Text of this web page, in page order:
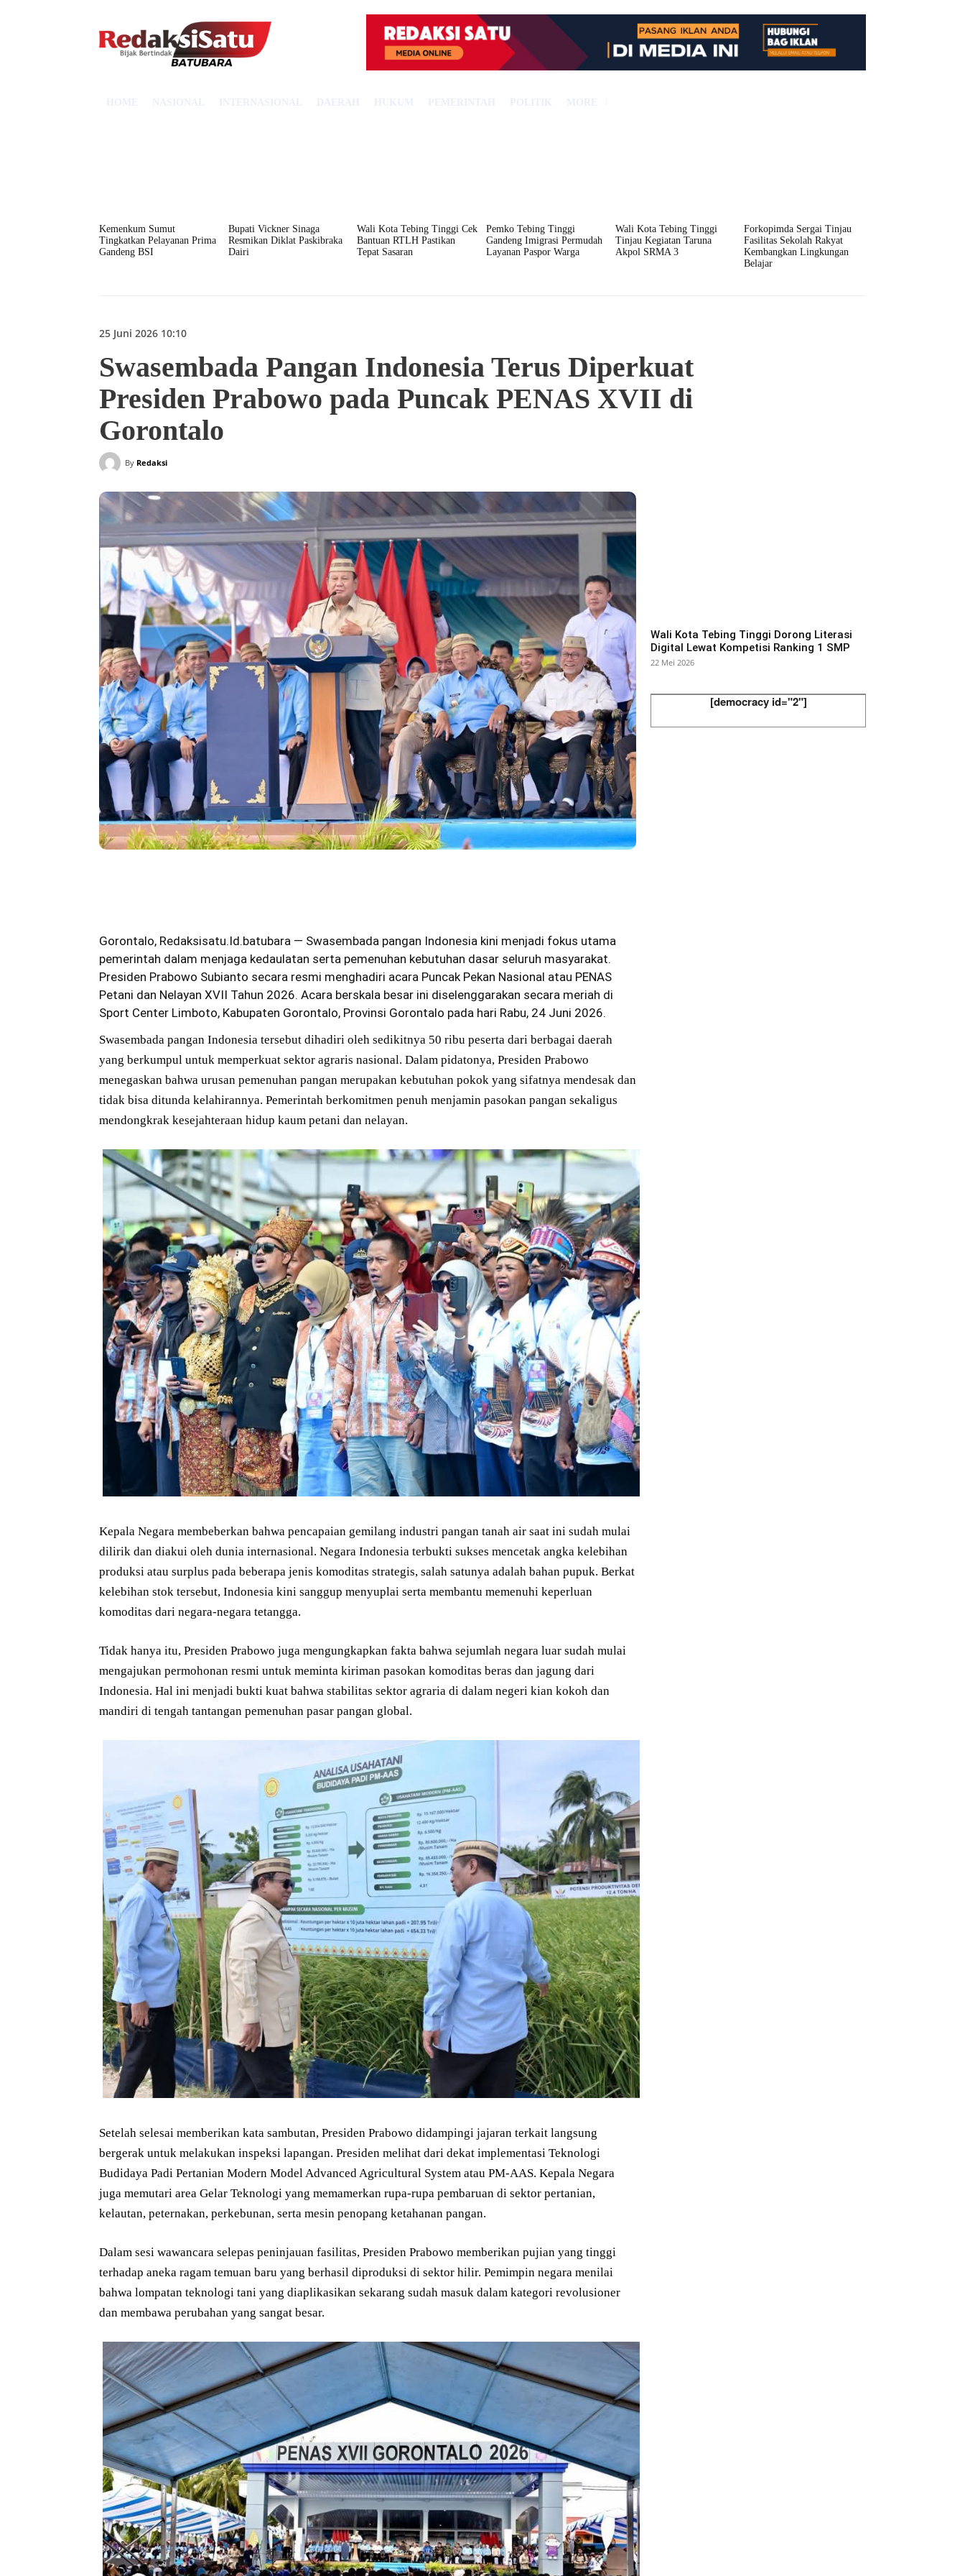
Kemenkum Sumut
Tingkatkan Pelayanan Prima
Gandeng BSI
Bupati Vickner Sinaga
Resmikan Diklat Paskibraka
Dairi
Wali Kota Tebing Tinggi Cek
Bantuan RTLH Pastikan
Tepat Sasaran
Pemko Tebing Tinggi
Gandeng Imigrasi Permudah
Layanan Paspor Warga
Wali Kota Tebing Tinggi
Tinjau Kegiatan Taruna
Akpol SRMA 3
Forkopimda Sergai Tinjau
Fasilitas Sekolah Rakyat
Kembangkan Lingkungan
Belajar
25 Juni 2026 10:10
Swasembada Pangan Indonesia Terus Diperkuat
Presiden Prabowo pada Puncak PENAS XVII di
Gorontalo
By Redaksi
Gorontalo, Redaksisatu.Id.batubara — Swasembada pangan Indonesia kini menjadi fokus utama
pemerintah dalam menjaga kedaulatan serta pemenuhan kebutuhan dasar seluruh masyarakat.
Presiden Prabowo Subianto secara resmi menghadiri acara Puncak Pekan Nasional atau PENAS
Petani dan Nelayan XVII Tahun 2026. Acara berskala besar ini diselenggarakan secara meriah di
Sport Center Limboto, Kabupaten Gorontalo, Provinsi Gorontalo pada hari Rabu, 24 Juni 2026.
Swasembada pangan Indonesia tersebut dihadiri oleh sedikitnya 50 ribu peserta dari berbagai daerah
yang berkumpul untuk memperkuat sektor agraris nasional. Dalam pidatonya, Presiden Prabowo
menegaskan bahwa urusan pemenuhan pangan merupakan kebutuhan pokok yang sifatnya mendesak dan
tidak bisa ditunda kelahirannya. Pemerintah berkomitmen penuh menjamin pasokan pangan sekaligus
mendongkrak kesejahteraan hidup kaum petani dan nelayan.
Kepala Negara membeberkan bahwa pencapaian gemilang industri pangan tanah air saat ini sudah mulai
dilirik dan diakui oleh dunia internasional. Negara Indonesia terbukti sukses mencetak angka kelebihan
produksi atau surplus pada beberapa jenis komoditas strategis, salah satunya adalah bahan pupuk. Berkat
kelebihan stok tersebut, Indonesia kini sanggup menyuplai serta membantu memenuhi keperluan
komoditas dari negara-negara tetangga.
Tidak hanya itu, Presiden Prabowo juga mengungkapkan fakta bahwa sejumlah negara luar sudah mulai
mengajukan permohonan resmi untuk meminta kiriman pasokan komoditas beras dan jagung dari
Indonesia. Hal ini menjadi bukti kuat bahwa stabilitas sektor agraria di dalam negeri kian kokoh dan
mandiri di tengah tantangan pemenuhan pasar pangan global.
Setelah selesai memberikan kata sambutan, Presiden Prabowo didampingi jajaran terkait langsung
bergerak untuk melakukan inspeksi lapangan. Presiden melihat dari dekat implementasi Teknologi
Budidaya Padi Pertanian Modern Model Advanced Agricultural System atau PM-AAS. Kepala Negara
juga memutari area Gelar Teknologi yang memamerkan rupa-rupa pembaruan di sektor pertanian,
kelautan, peternakan, perkebunan, serta mesin penopang ketahanan pangan.
Dalam sesi wawancara selepas peninjauan fasilitas, Presiden Prabowo memberikan pujian yang tinggi
terhadap aneka ragam temuan baru yang berhasil diproduksi di sektor hilir. Pemimpin negara menilai
bahwa lompatan teknologi tani yang diaplikasikan sekarang sudah masuk dalam kategori revolusioner
dan membawa perubahan yang sangat besar.
Wali Kota Tebing Tinggi Dorong Literasi
Digital Lewat Kompetisi Ranking 1 SMP
22 Mei 2026
[democracy id="2"]